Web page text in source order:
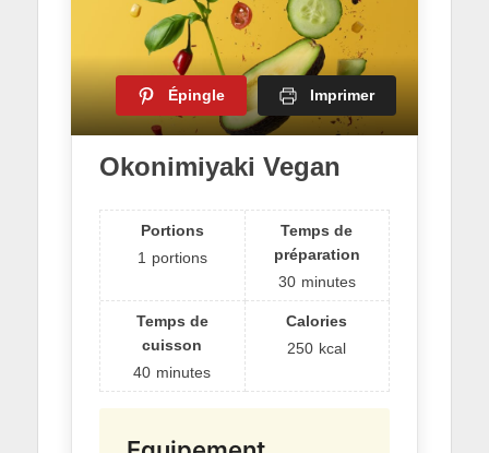
Épingle Imprimer
Okonimiyaki Vegan
Portions
1 portions
Temps de
préparation
30 minutes
Temps de
cuisson
40 minutes
Calories
250 kcal